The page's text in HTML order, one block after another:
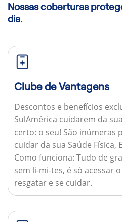
Nossas coberturas
dia.
Clube de Vantagens
Descontos e benefícios
SulAmérica cuidarem da
certo: o seu! São inúmeras
cuidar da sua Saúde Física,
Como funciona: Tudo de
sem li-mi-tes, é só acessar
resgatar e se cuidar.